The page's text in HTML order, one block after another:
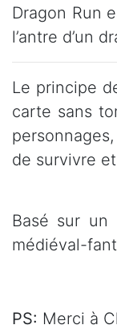
Dragon Run
l’antre d’un
Le principe
carte sans
de survivre
Basé sur un
médiéval-
PS: Merci à